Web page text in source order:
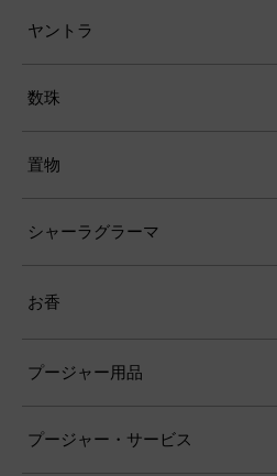
ヤントラ
数珠
置物
シャーラグラーマ
お香
プージャー用品
プージャー・サービス